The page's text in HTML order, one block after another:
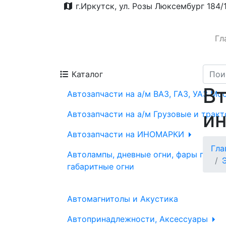
г.Иркутск, ул. Розы Люксембург 184/
Каталог
Автозапчасти на а/м ВАЗ, ГАЗ, УАЗ
Автозапчасти на а/м Грузовые и
Автозапчасти на ИНОМАРКИ
Автолампы, дневные огни, фары
габаритные огни
Автомагнитолы и Акустика
Автопринадлежности, Аксессуары